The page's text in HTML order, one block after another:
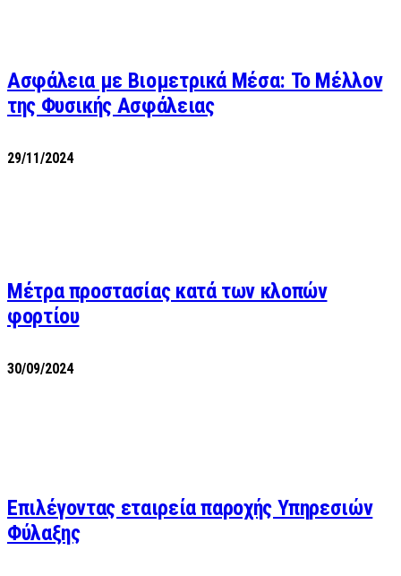
Ασφάλεια με Βιομετρικά Μέσα: Το Μέλλον
της Φυσικής Ασφάλειας
29/11/2024
Μέτρα προστασίας κατά των κλοπών
φορτίου
30/09/2024
Επιλέγοντας εταιρεία παροχής Υπηρεσιών
Φύλαξης